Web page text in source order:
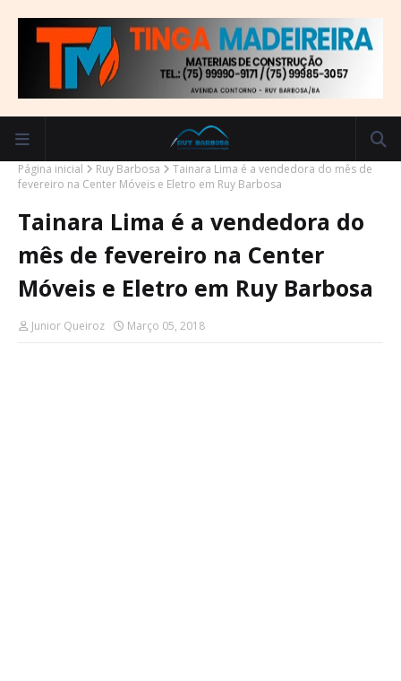
Página inicial Ruy Barbosa
Tainara Lima é a vendedora do mês de
fevereiro na Center Móveis e Eletro em Ruy Barbosa
Tainara Lima é a vendedora do
mês de fevereiro na Center
Móveis e Eletro em Ruy Barbosa
Junior Queiroz Março 05, 2018